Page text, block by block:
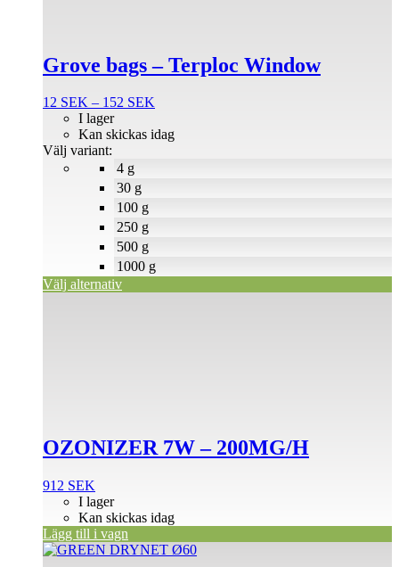
Grove bags – Terploc Window
12 SEK – 152 SEK
till
4 g
30 g
100 g
250 g
500 g
1000 g
I lager
Kan skickas idag
Välj variant:
Välj alternativ
kan
väljas
produktsidan
OZONIZER 7W – 200MG/H
912 SEK
I lager
Kan skickas idag
Lägg till i vagn